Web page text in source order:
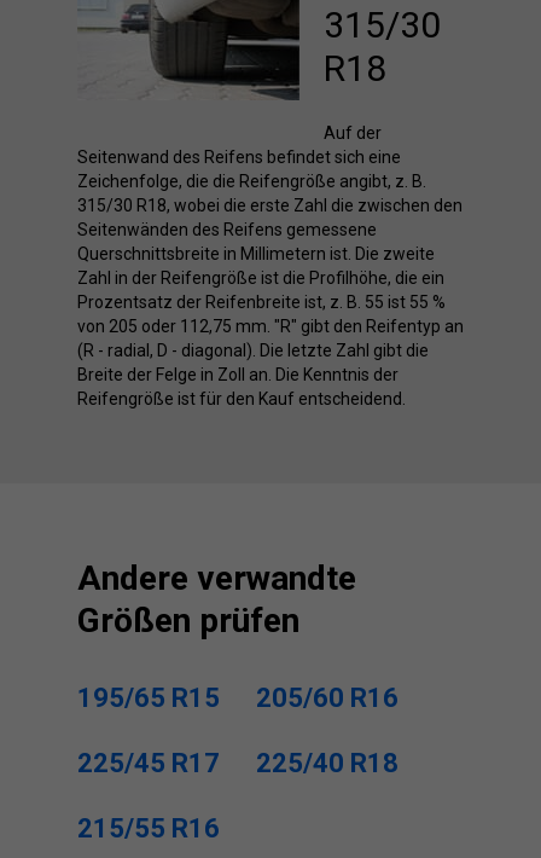
315/30
R18
Auf der
Seitenwand des Reifens befindet sich eine
Zeichenfolge, die die Reifengröße angibt, z. B.
315/30 R18, wobei die erste Zahl die zwischen den
Seitenwänden des Reifens gemessene
Querschnittsbreite in Millimetern ist. Die zweite
Zahl in der Reifengröße ist die Profilhöhe, die ein
Prozentsatz der Reifenbreite ist, z. B. 55 ist 55 %
von 205 oder 112,75 mm. "R" gibt den Reifentyp an
(R - radial, D - diagonal). Die letzte Zahl gibt die
Breite der Felge in Zoll an. Die Kenntnis der
Reifengröße ist für den Kauf entscheidend.
Andere verwandte
Größen prüfen
195/65 R15 205/60 R16
225/45 R17 225/40 R18
215/55 R16